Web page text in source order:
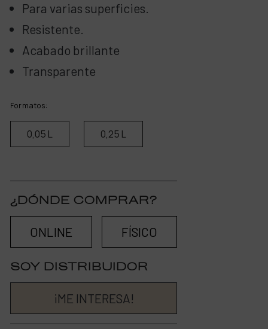
Para varias superficies.
Resistente.
Acabado brillante
Transparente
Formatos:
0,05 L 0,25 L
¿DÓNDE COMPRAR?
ONLINE FÍSICO
SOY DISTRIBUIDOR
¡ME INTERESA!